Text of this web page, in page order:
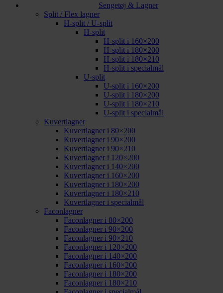
Sengetøj & Lagner
Split / Flex lagner
H-split / U-split
H-split
H-split i 160×200
H-split i 180×200
H-split i 180×210
H-split i specialmål
U-split
U-split i 160×200
U-split i 180×200
U-split i 180×210
U-split i specialmål
Kuvertlagner
Kuvertlagner i 80×200
Kuvertlagner i 90×200
Kuvertlagner i 90×210
Kuvertlagner i 120×200
Kuvertlagner i 140×200
Kuvertlagner i 160×200
Kuvertlagner i 180×200
Kuvertlagner i 180×210
Kuvertlagner i specialmål
Faconlagner
Faconlagner i 80×200
Faconlagner i 90×200
Faconlagner i 90×210
Faconlagner i 120×200
Faconlagner i 140×200
Faconlagner i 160×200
Faconlagner i 180×200
Faconlagner i 180×210